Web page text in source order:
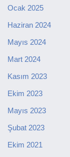
Ocak 2025
Haziran 2024
Mayıs 2024
Mart 2024
Kasım 2023
Ekim 2023
Mayıs 2023
Şubat 2023
Ekim 2021